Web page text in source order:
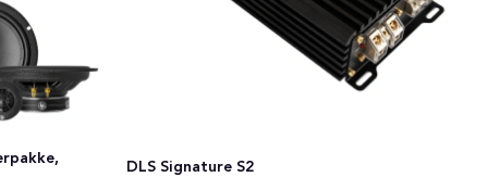
DLS Signature S2